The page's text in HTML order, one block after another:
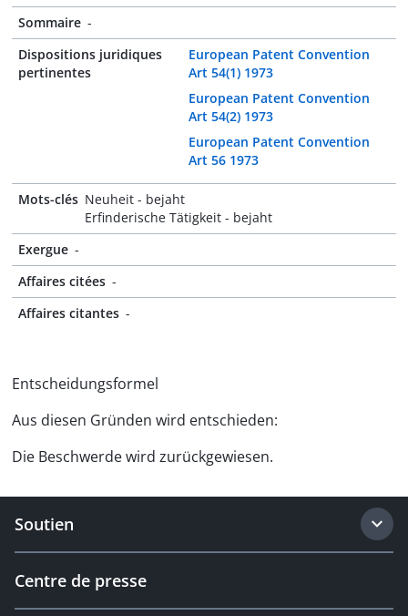
Sommaire -
Dispositions juridiques
pertinentes
European Patent Convention
Art 54(1) 1973
European Patent Convention
Art 54(2) 1973
European Patent Convention
Art 56 1973
Mots-clés Neuheit - bejaht
Erfinderische Tätigkeit - bejaht
Exergue -
Affaires citées -
Affaires citantes -
Entscheidungsformel
Aus diesen Gründen wird entschieden:
Die Beschwerde wird zurückgewiesen.
Soutien
Centre de presse